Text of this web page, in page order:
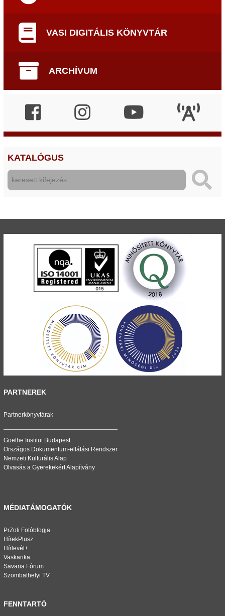
VASI DIGITÁLIS KÖNYVTÁR
ARCHÍVUM
KATALÓGUS
PARTNEREK
Partnerkönyvtárak
Goethe Institut Budapest
Országos Dokumentum-ellátási Rendszer
Nemzeti Kulturális Alap
Olvasás a Gyerekekért Alapítvány
MÉDIATÁMOGATÓK
PrZoli Fotóblogja
HírekPlusz
Hírlevél+
Vaskarika
Savaria Fórum
Szombathelyi TV
FENNTARTÓ